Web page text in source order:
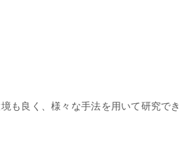
も良く、様々な手法を用いて研究でき